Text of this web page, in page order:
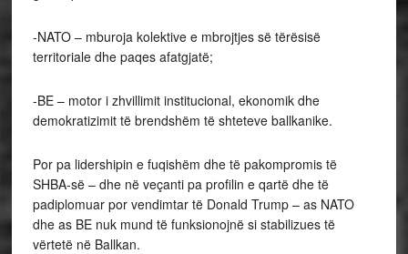
-NATO – mburoja kolektive e mbrojtjes së tërësisë
territoriale dhe paqes afatgjatë;
-BE – motor i zhvillimit institucional, ekonomik dhe
demokratizimit të brendshëm të shteteve ballkanike.
Por pa lidershipin e fuqishëm dhe të pakompromis të
SHBA-së – dhe në veçanti pa profilin e qartë dhe të
padiplomuar por vendimtar të Donald Trump – as NATO
dhe as BE nuk mund të funksionojnë si stabilizues të
vërtetë në Ballkan.